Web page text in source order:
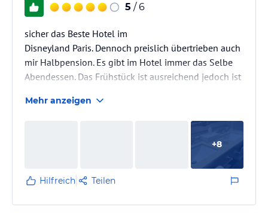
5 / 6
sicher das Beste Hotel im
Disneyland Paris. Dennoch preislich übertrieben auch
mir Halbpension. Es gibt im Hotel immer das Selbe
Abendessen. Das Frühstück ist ausreichend jedoch ist
Hotel die Eier selbst im Eierkocher kochen muss. Wer
Mehr anzeigen
+8
Hilfreich Teilen